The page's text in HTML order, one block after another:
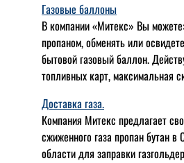
Газовые баллоны
В компании «Митекс» Вы
пропаном, обменять или
бытовой газовый баллон.
топливных карт, максимальная
Доставка газа.
Компания Митекс предлагает
сжиженного газа пропан бутан
области для заправки